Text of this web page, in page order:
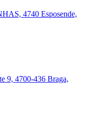
4740 Esposende,
9, 4700-436 Braga,